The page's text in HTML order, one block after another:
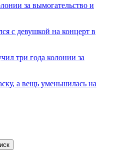
за вымогательство и
с девушкой на концерт в
три года колонии за
а вещь уменьшилась на